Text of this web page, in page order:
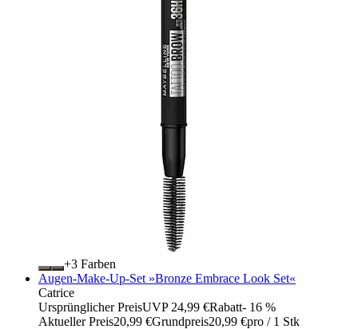
+
Farben
Augen-Make-Up-Set »Bronze Embrace Look Set«
Catrice
Ursprünglicher PreisUVP 24,99 €Rabatt- 16 %
Aktueller Preis20,99 €Grundpreis20,99 €pro / 1 Stk